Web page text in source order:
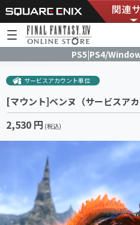
PS5|PS4/
サービスアカウント単位
[マウント]ベンヌ（サービスアカ
2,530 円 (税込)